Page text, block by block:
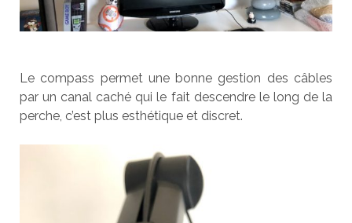
Le compass permet une bonne gestion des câbles
par un canal caché qui le fait descendre le long de la
perche, c’est plus esthétique et discret.